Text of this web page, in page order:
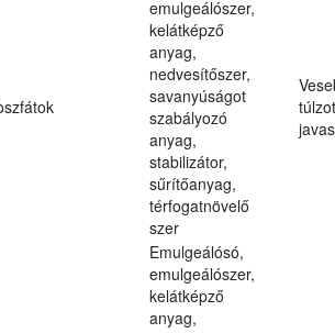
emulgeálószer,
kelátképző
anyag,
nedvesítőszer,
savanyúságot
szabályozó
anyag,
stabilizátor,
sűrítőanyag,
térfogatnövelő
szer
Emulgeálósó,
emulgeálószer,
kelátképző
anyag,